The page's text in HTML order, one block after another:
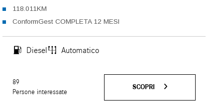
118.011KM
ConformGest COMPLETA 12 MESI
Diesel Automatico
89
Persone interessate
SCOPRI